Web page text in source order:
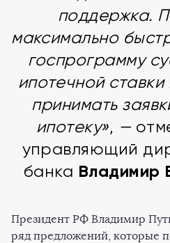
поддержка.
максимально
госпрограмму
ипотечной
принимать
ипотеку», —
управляющий
банка Владимир
Президент РФ Владимир
ряд предложений, которые